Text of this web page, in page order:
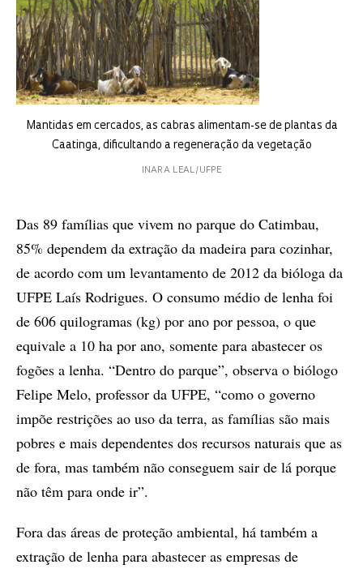
Mantidas em cercados, as cabras alimentam-se de plantas da
Caatinga, dificultando a regeneração da vegetação
INARA LEAL/UFPE
Das 89 famílias que vivem no parque do Catimbau,
85% dependem da extração da madeira para cozinhar,
de acordo com um levantamento de 2012 da bióloga da
UFPE Laís Rodrigues. O consumo médio de lenha foi
de 606 quilogramas (kg) por ano por pessoa, o que
equivale a 10 ha por ano, somente para abastecer os
fogões a lenha. “Dentro do parque”, observa o biólogo
Felipe Melo, professor da UFPE, “como o governo
impõe restrições ao uso da terra, as famílias são mais
pobres e mais dependentes dos recursos naturais que as
de fora, mas também não conseguem sair de lá porque
não têm para onde ir”.
Fora das áreas de proteção ambiental, há também a
extração de lenha para abastecer as empresas de